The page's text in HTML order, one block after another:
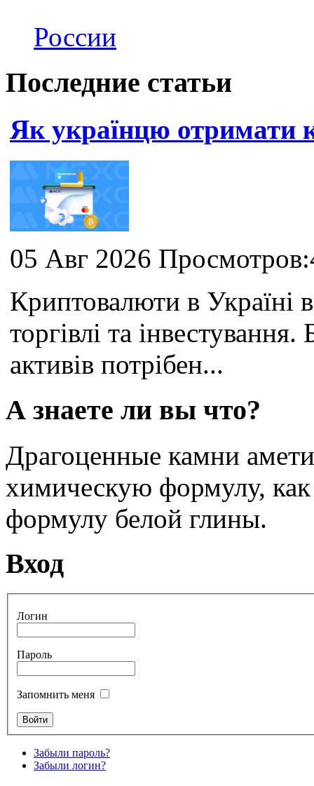
России
Последние статьи
Як українцю отримати
05 Авг 2026
Криптовалюти в Україні
торгівлі та
активів потрібен...
А знаете ли вы что?
Драгоценные камни
химическую формулу,
формулу белой глины.
Вход
Логин
Пароль
Запомнить меня
Забыли пароль?
Забыли логин?